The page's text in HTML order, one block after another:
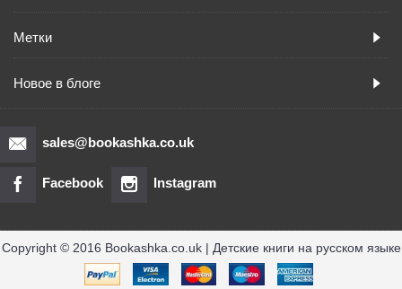
Метки
Новое в блоге
sales@bookashka.co.uk
Facebook Instagram
Copyright © 2016 Bookashka.co.uk | Детские книги на русском языке